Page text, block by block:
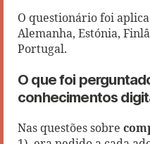
O questionário foi
Alemanha, Estónia,
Portugal.
O que foi
conhecimentos
Nas questões sobre